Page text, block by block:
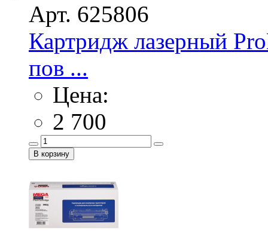
Арт. 625806
Картридж лазерный
пов ...
Цена:
2 700